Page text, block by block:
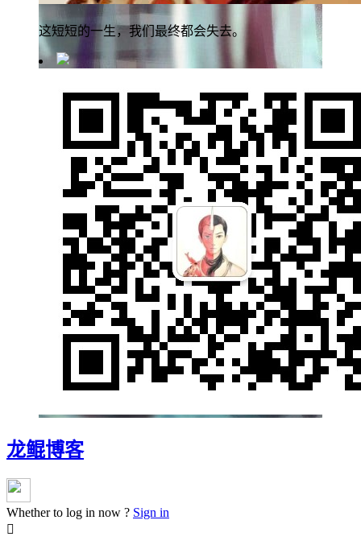
这短短的一生，我们最终都会失去。
龙鲲博客
Whether to log in now ? Sign in
